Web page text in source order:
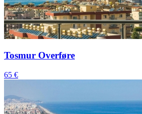
Tosmur Overføre
65 €